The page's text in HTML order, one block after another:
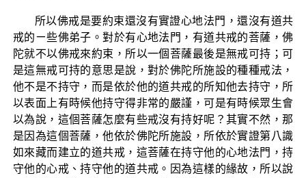
所以佛戒是要約束還沒有實證心地法門，還沒有道共
戒的ㄧ些佛弟子。對於有心地法門，有道共戒的菩薩，佛
陀就不以佛戒來約束，所以一個菩薩最後是無戒可持；可
是這無戒可持的意思是說，對於佛陀所施設的種種戒法，
他不是不持守，而是依於他的道共戒的所知他去持守，所
以表面上有時候他持守得非常的嚴謹，可是有時候眾生會
以為說，這個菩薩怎麼有些戒沒有持好呢？其實不然，那
是因為這個菩薩，他依於佛陀所施設，所依於實證第八識
如來藏而建立的道共戒，這菩薩在持守他的心地法門，持
守他的心戒、持守他的道共戒。因為這樣的緣故，所以說